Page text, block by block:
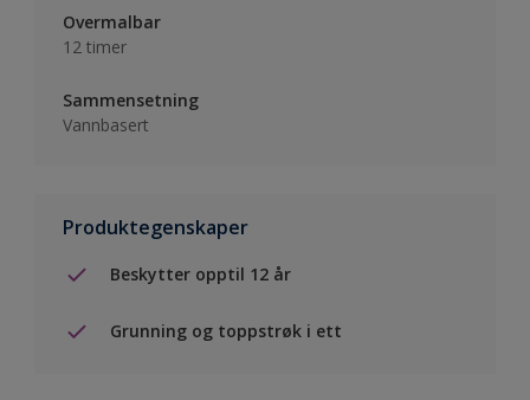
Overmalbar
12 timer
Sammensetning
Vannbasert
Produktegenskaper
Beskytter opptil 12 år
Grunning og toppstrøk i ett